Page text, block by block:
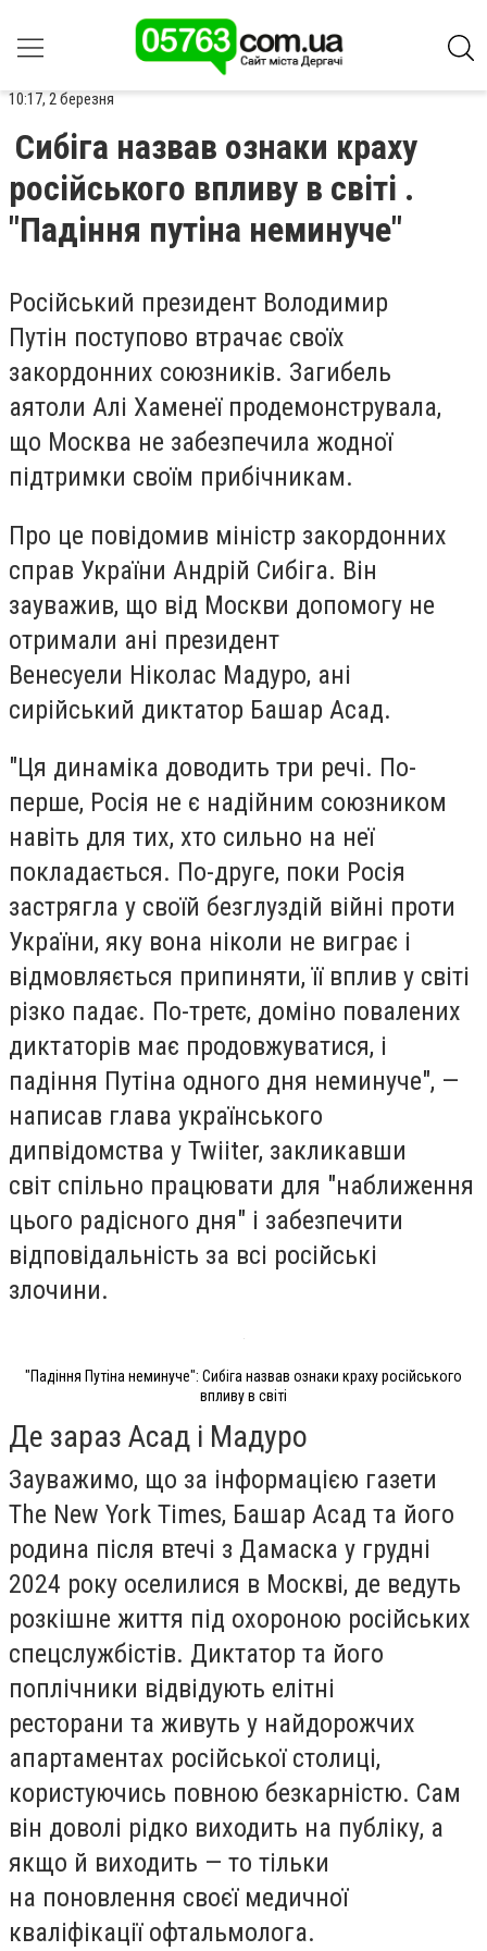
10:17, 2 березня
Сибіга назвав ознаки краху
російського впливу в світі .
"Падіння путіна неминуче"
Російський президент Володимир
Путін поступово втрачає своїх
закордонних союзників. Загибель
аятоли Алі Хаменеї продемонструвала,
що Москва не забезпечила жодної
підтримки своїм прибічникам.
Про це повідомив міністр закордонних
справ України Андрій Сибіга. Він
зауважив, що від Москви допомогу не
отримали ані президент
Венесуели Ніколас Мадуро, ані
сирійський диктатор Башар Асад.
"Ця динаміка доводить три речі. По-
перше, Росія не є надійним союзником
навіть для тих, хто сильно на неї
покладається. По-друге, поки Росія
застрягла у своїй безглуздій війні проти
України, яку вона ніколи не виграє і
відмовляється припиняти, її вплив у світі
різко падає. По-третє, доміно повалених
диктаторів має продовжуватися, і
падіння Путіна одного дня неминуче", —
написав глава українського
дипвідомства у Twiiter, закликавши
світ спільно працювати для "наближення
цього радісного дня" і забезпечити
відповідальність за всі російські
злочини.
"Падіння Путіна неминуче": Сибіга назвав ознаки краху російського
впливу в світі
Де зараз Асад і Мадуро
Зауважимо, що за інформацією газети
The New York Times, Башар Асад та його
родина після втечі з Дамаска у грудні
2024 року оселилися в Москві, де ведуть
розкішне життя під охороною російських
спецслужбістів. Диктатор та його
поплічники відвідують елітні
ресторани та живуть у найдорожчих
апартаментах російської столиці,
користуючись повною безкарністю. Сам
він доволі рідко виходить на публіку, а
якщо й виходить — то тільки
на поновлення своєї медичної
кваліфікації офтальмолога.